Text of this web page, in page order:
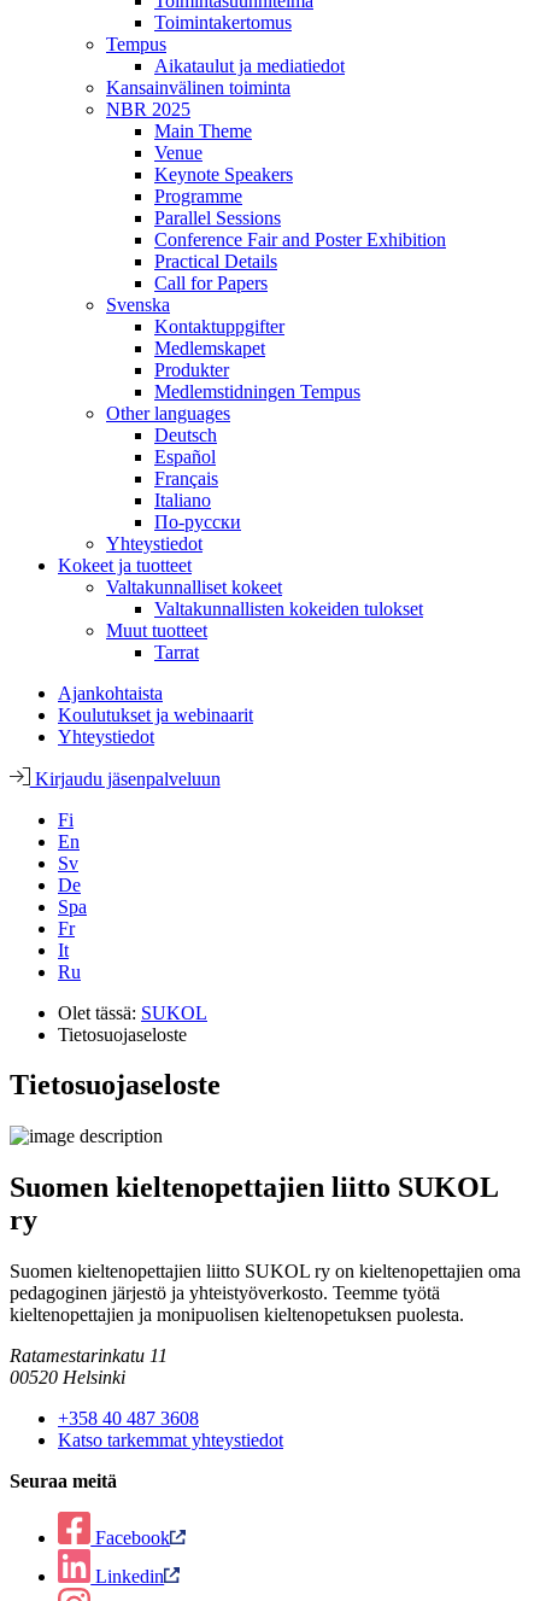
Toimintakertomus
Tempus
Aikataulut ja mediatiedot
Kansainvälinen toiminta
NBR 2025
Main Theme
Venue
Keynote Speakers
Programme
Parallel Sessions
Conference Fair and Poster Exhibition
Practical Details
Call for Papers
Svenska
Kontaktuppgifter
Medlemskapet
Produkter
Medlemstidningen Tempus
Other languages
Deutsch
Español
Français
Italiano
По-русски
Yhteystiedot
Kokeet ja tuotteet
Valtakunnalliset kokeet
Valtakunnallisten kokeiden tulokset
Muut tuotteet
Tarrat
Ajankohtaista
Koulutukset ja webinaarit
Yhteystiedot
Kirjaudu jäsenpalveluun
Fi
En
Sv
De
Spa
Fr
It
Ru
Olet tässä: SUKOL
Tietosuojaseloste
Tietosuojaseloste
Suomen kieltenopettajien liitto SUKOL
ry
Suomen kieltenopettajien liitto SUKOL ry on kieltenopettajien oma
pedagoginen järjestö ja yhteistyöverkosto. Teemme työtä
kieltenopettajien ja monipuolisen kieltenopetuksen puolesta.
Ratamestarinkatu 11
00520 Helsinki
+358 40 487 3608
Katso tarkemmat yhteystiedot
Seuraa meitä
Facebook
Linkedin